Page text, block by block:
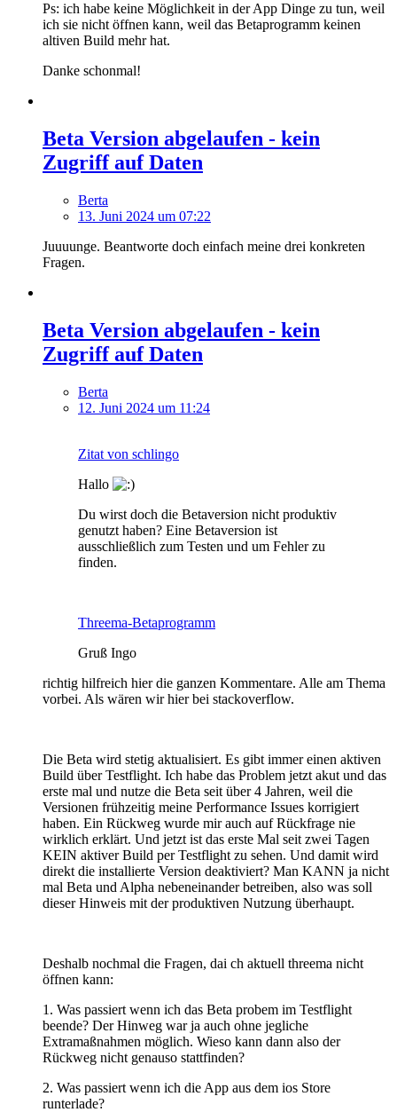
Ps: ich habe keine Möglichkeit in der App Dinge zu tun, weil
ich sie nicht öffnen kann, weil das Betaprogramm keinen
altiven Build mehr hat.
Danke schonmal!
Beta Version abgelaufen - kein
Zugriff auf Daten
Berta
13. Juni 2024 um 07:22
Juuuunge. Beantworte doch einfach meine drei konkreten
Fragen.
Beta Version abgelaufen - kein
Zugriff auf Daten
Berta
12. Juni 2024 um 11:24
Zitat von schlingo
Hallo
Du wirst doch die Betaversion nicht produktiv
genutzt haben? Eine Betaversion ist
ausschließlich zum Testen und um Fehler zu
finden.
Threema-Betaprogramm
Gruß Ingo
richtig hilfreich hier die ganzen Kommentare. Alle am Thema
vorbei. Als wären wir hier bei stackoverflow.
Die Beta wird stetig aktualisiert. Es gibt immer einen aktiven
Build über Testflight. Ich habe das Problem jetzt akut und das
erste mal und nutze die Beta seit über 4 Jahren, weil die
Versionen frühzeitig meine Performance Issues korrigiert
haben. Ein Rückweg wurde mir auch auf Rückfrage nie
wirklich erklärt. Und jetzt ist das erste Mal seit zwei Tagen
KEIN aktiver Build per Testflight zu sehen. Und damit wird
direkt die installierte Version deaktiviert? Man KANN ja nicht
mal Beta und Alpha nebeneinander betreiben, also was soll
dieser Hinweis mit der produktiven Nutzung überhaupt.
Deshalb nochmal die Fragen, dai ch aktuell threema nicht
öffnen kann:
1. Was passiert wenn ich das Beta probem im Testflight
beende? Der Hinweg war ja auch ohne jegliche
Extramaßnahmen möglich. Wieso kann dann also der
Rückweg nicht genauso stattfinden?
2. Was passiert wenn ich die App aus dem ios Store
runterlade?